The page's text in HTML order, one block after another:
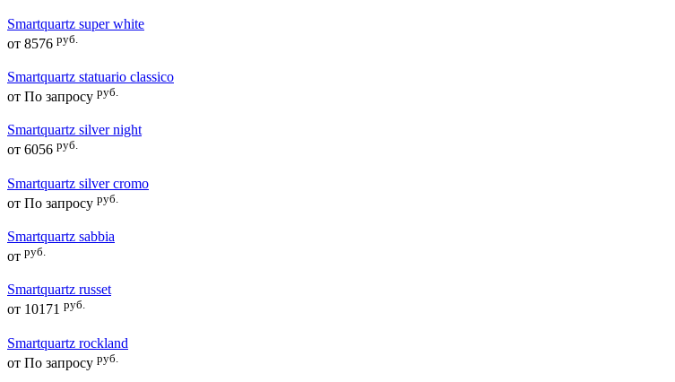
Smartquartz super white
от 8576 руб.
Smartquartz statuario classico
от По запросу руб.
Smartquartz silver night
от 6056 руб.
Smartquartz silver cromo
от По запросу руб.
Smartquartz sabbia
от руб.
Smartquartz russet
от 10171 руб.
Smartquartz rockland
от По запросу руб.